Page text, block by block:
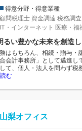
得意分野・得意業種
顧問税理士 資金調達 税務調査
IT・インターネット 医療・福
るい豊かな未来を創造
はもちろん、相続・贈与・
会計事務所」として邁進し
て、個人・法人を問わず税
む
梨オフィス